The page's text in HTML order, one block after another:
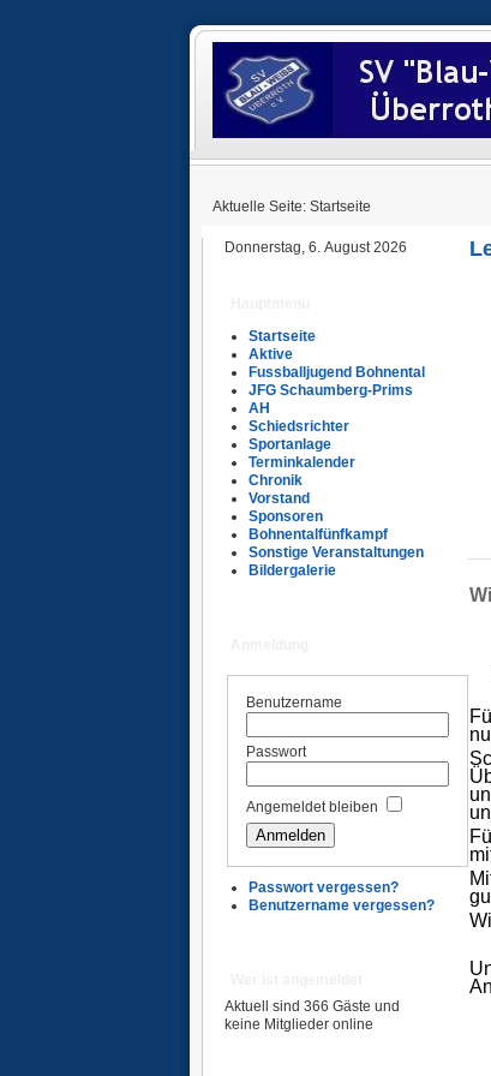
Aktuelle Seite: Startseite
Donnerstag, 6. August 2026
Startseite
Aktive
Fussballjugend Bohnental
JFG Schaumberg-Prims
AH
Schiedsrichter
Sportanlage
Terminkalender
Chronik
Vorstand
Sponsoren
Bohnentalfünfkampf
Sonstige Veranstaltungen
Bildergalerie
Benutzername
Passwort
Angemeldet bleiben
Passwort vergessen?
Benutzername vergessen?
Aktuell sind 366 Gäste und
keine Mitglieder online